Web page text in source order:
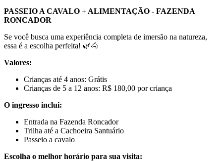
PASSEIO A CAVALO + ALIMENTAÇÃO - FAZENDA
RONCADOR
Se você busca uma experiência completa de imersão na natureza,
essa é a escolha perfeita! 🌿🐴
Valores:
Crianças até 4 anos: Grátis
Crianças de 5 a 12 anos: R$ 180,00 por criança
O ingresso inclui:
Entrada na Fazenda Roncador
Trilha até a Cachoeira Santuário
Passeio a cavalo
Escolha o melhor horário para sua visita: